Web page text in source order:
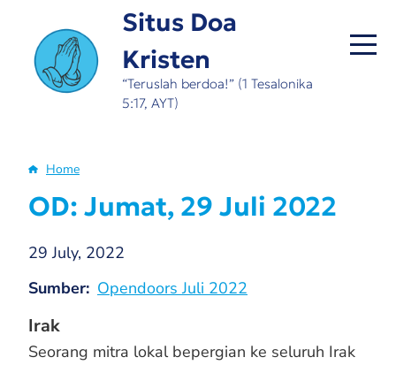
main
content
Situs Doa
Kristen
“Teruslah berdoa!” (1 Tesalonika
5:17, AYT)
Breadcrumb
Home
OD: Jumat, 29 Juli 2022
29 July, 2022
Sumber Opendoors Juli 2022
Irak
Seorang mitra lokal bepergian ke seluruh Irak